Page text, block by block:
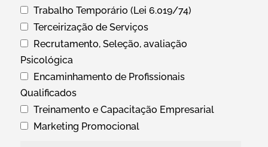
Trabalho Temporário (Lei 6.019/74)
Terceirização de Serviços
Recrutamento, Seleção, avaliação
Psicológica
Encaminhamento de Profissionais
Qualificados
Treinamento e Capacitação Empresarial
Marketing Promocional